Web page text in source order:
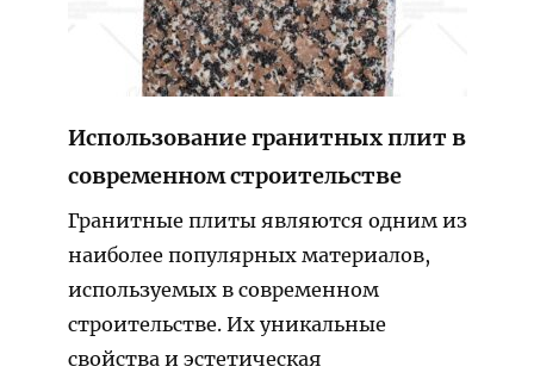
Использование гранитных плит в
современном строительстве
Гранитные плиты являются одним из
наиболее популярных материалов,
используемых в современном
строительстве. Их уникальные
свойства и эстетическая